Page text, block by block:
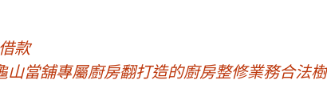
款
山當舖專屬廚房翻打造的廚房整修業務合法